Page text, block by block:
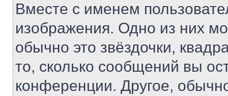
Вместе с именем
изображения. Одно из них
обычно это звёздочки,
то, сколько сообщений вы
конференции. Другое,